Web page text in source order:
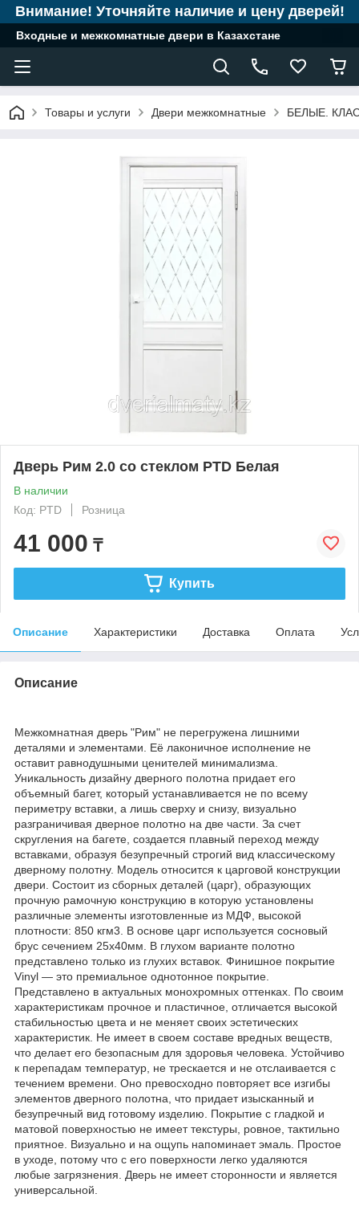
Внимание! Уточняйте наличие и цену дверей!
Входные и межкомнатные двери в Казахстане
Товары и услуги Двери межкомнатные БЕЛЫЕ.
Дверь Рим 2.0 со стеклом PTD Белая
В наличии
Код: PTD
Розница
41 000 ₸
Купить
Описание Характеристики Доставка Оплата
Описание
Межкомнатная дверь "Рим" не перегружена лишними
деталями и элементами. Её лаконичное исполнение не
оставит равнодушными ценителей минимализма.
Уникальность дизайну дверного полотна придает его
объемный багет, который устанавливается не по всему
периметру вставки, а лишь сверху и снизу, визуально
разграничивая дверное полотно на две части. За счет
скругления на багете, создается плавный переход между
вставками, образуя безупречный строгий вид классическому
дверному полотну. Модель относится к царговой конструкции
двери. Состоит из сборных деталей (царг), образующих
прочную рамочную конструкцию в которую установлены
различные элементы изготовленные из МДФ, высокой
плотности: 850 кгм3. В основе царг используется сосновый
брус сечением 25х40мм. В глухом варианте полотно
представлено только из глухих вставок. Финишное покрытие
Vinyl — это премиальное однотонное покрытие.
Представлено в актуальных монохромных оттенках. По своим
характеристикам прочное и пластичное, отличается высокой
стабильностью цвета и не меняет своих эстетических
характеристик. Не имеет в своем составе вредных веществ,
что делает его безопасным для здоровья человека. Устойчиво
к перепадам температур, не трескается и не отслаивается с
течением времени. Оно превосходно повторяет все изгибы
элементов дверного полотна, что придает изысканный и
безупречный вид готовому изделию. Покрытие с гладкой и
матовой поверхностью не имеет текстуры, ровное, тактильно
приятное. Визуально и на ощупь напоминает эмаль. Простое
в уходе, потому что с его поверхности легко удаляются
любые загрязнения. Дверь не имеет сторонности и является
универсальной.